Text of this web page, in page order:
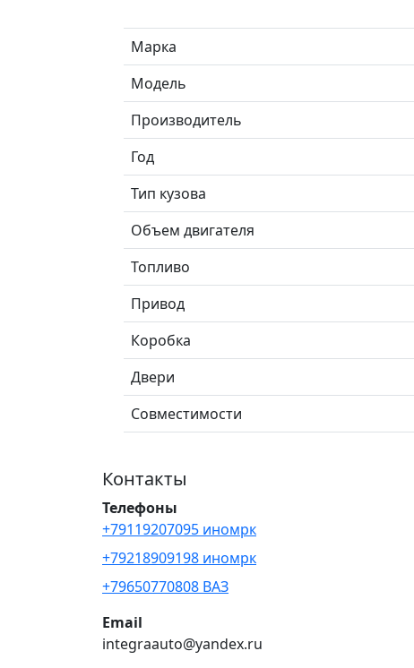
Марка
Модель
Производитель
Год
Тип кузова
Объем двигателя
Топливо
Привод
Коробка
Двери
Совместимости
Контакты
Телефоны
+79119207095 иномрк
+79218909198 иномрк
+79650770808 ВАЗ
Email
integraauto@yandex.ru